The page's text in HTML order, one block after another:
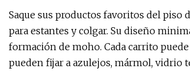
Saque sus productos favoritos del piso
para estantes y colgar. Su diseño
formación de moho. Cada carrito
pueden fijar a azulejos, mármol, vidrio